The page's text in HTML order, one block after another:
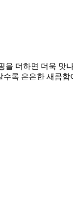
더하면 더욱
록 은은한 새콤